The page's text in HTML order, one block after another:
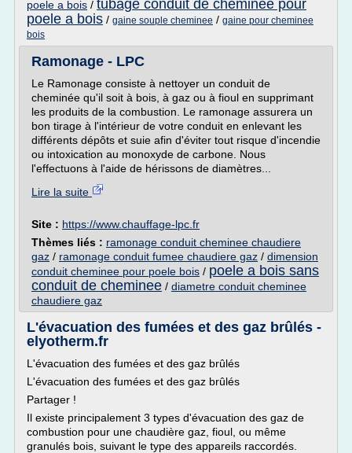
poele a bois / tubage conduit de cheminee pour
poele a bois / gaine souple cheminee / gaine pour cheminee
bois
Ramonage - LPC
Le Ramonage consiste à nettoyer un conduit de
cheminée qu'il soit à bois, à gaz ou à fioul en supprimant
les produits de la combustion. Le ramonage assurera un
bon tirage à l'intérieur de votre conduit en enlevant les
différents dépôts et suie afin d'éviter tout risque d'incendie
ou intoxication au monoxyde de carbone. Nous
l'effectuons à l'aide de hérissons de diamètres...
Lire la suite
Site : https://www.chauffage-lpc.fr
Thèmes liés : ramonage conduit cheminee chaudiere
gaz / ramonage conduit fumee chaudiere gaz / dimension
conduit cheminee pour poele bois / poele a bois sans
conduit de cheminee / diametre conduit cheminee
chaudiere gaz
L'évacuation des fumées et des gaz brûlés -
elyotherm.fr
L'évacuation des fumées et des gaz brûlés
L'évacuation des fumées et des gaz brûlés
Partager !
Il existe principalement 3 types d'évacuation des gaz de
combustion pour une chaudière gaz, fioul, ou même
granulés bois, suivant le type des appareils raccordés.